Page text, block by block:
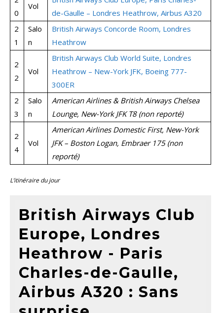
0
Vol
de-Gaulle – Londres Heathrow, Airbus A320
2
1
Salo
n
British Airways Concorde Room, Londres
Heathrow
2
2
Vol
British Airways Club World Suite, Londres
Heathrow – New-York JFK, Boeing 777-
300ER
2
3
Salo
n
American Airlines & British Airways Chelsea
Lounge, New-York JFK T8 (non reporté)
2
4
Vol
American Airlines Domestic First, New-York
JFK – Boston Logan, Embraer 175 (non
reporté)
L’itinéraire du jour
British Airways Club
Europe, Londres
Heathrow - Paris
Charles-de-Gaulle,
Airbus A320 : Sans